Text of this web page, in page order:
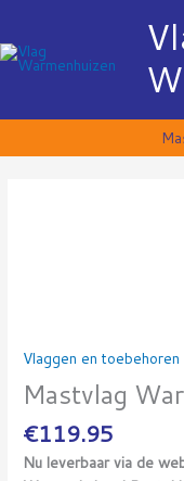
de
Vlaggen en toebehoren
Mastvlag
€119.95
Nu leverbaar via de